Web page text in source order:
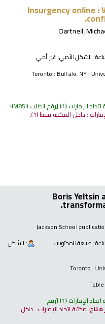
Insurgency online :
Dartnell,
؛ الشكل الأدبي: غير أدبي
Toronto ; Buffalo, NY :
الإمارات (1) رقم الطلب:HM851
: داخل المكتبة فقط(1).
Boris Yeltsin
Jackson School
؛ طبيعة المحتويات: ؛ الشكل
Toronto :
الإمارات (1) رقم
متاح: مكتبة اتحاد الإمارات : داخل